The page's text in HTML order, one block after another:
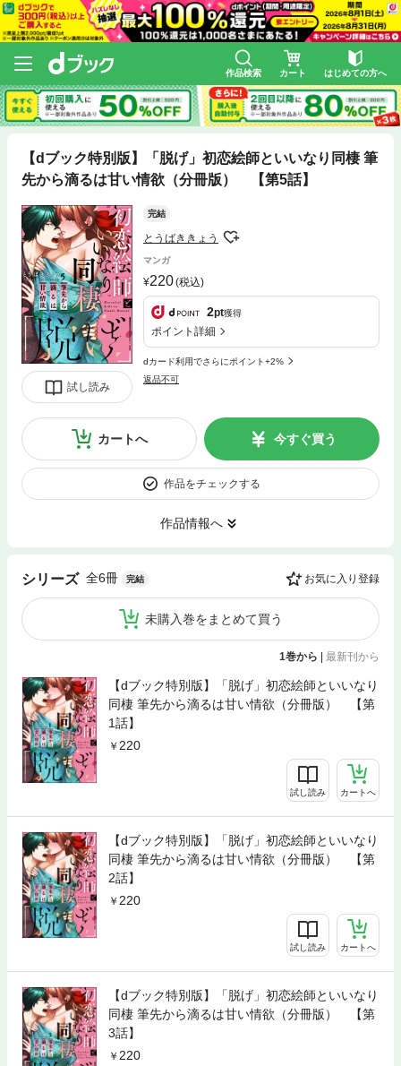
作品検索 カート はじめての方へ
【dブック特別版】「脱げ」初恋絵師といいなり同棲 筆
先から滴るは甘い情欲（分冊版） 【第5話】
試し読み
完結
とうばききょう
マンガ
220(税込)
2pt獲得
ポイント詳細
dカード利用でさらにポイント+2%
返品不可
カートへ 今すぐ買う
作品をチェックする
作品情報へ
シリーズ 全6冊 完結 お気に入り登録
未購入巻をまとめて買う
1巻から | 最新刊から
【dブック特別版】「脱げ」初恋絵師といいなり
同棲 筆先から滴るは甘い情欲（分冊版） 【第
1話】
220
試し読み カートへ
【dブック特別版】「脱げ」初恋絵師といいなり
同棲 筆先から滴るは甘い情欲（分冊版） 【第
2話】
220
試し読み カートへ
【dブック特別版】「脱げ」初恋絵師といいなり
同棲 筆先から滴るは甘い情欲（分冊版） 【第
3話】
220